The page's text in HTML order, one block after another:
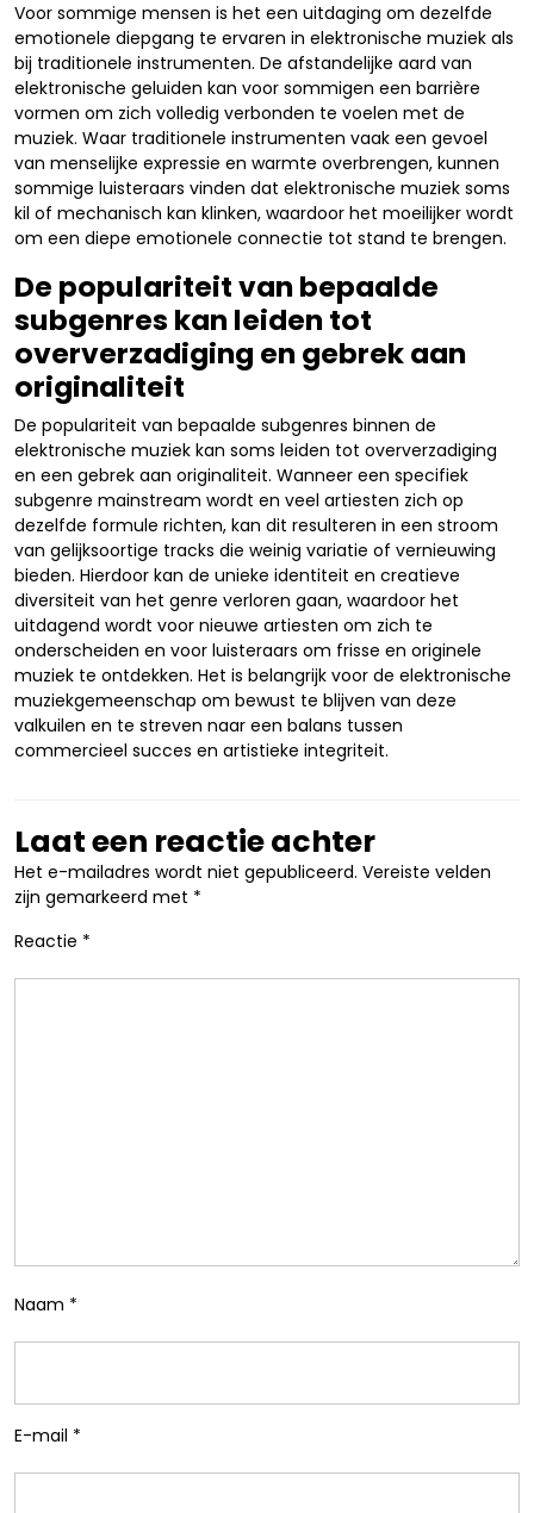
Voor sommige mensen is het een uitdaging om dezelfde
emotionele diepgang te ervaren in elektronische muziek als
bij traditionele instrumenten. De afstandelijke aard van
elektronische geluiden kan voor sommigen een barrière
vormen om zich volledig verbonden te voelen met de
muziek. Waar traditionele instrumenten vaak een gevoel
van menselijke expressie en warmte overbrengen, kunnen
sommige luisteraars vinden dat elektronische muziek soms
kil of mechanisch kan klinken, waardoor het moeilijker wordt
om een diepe emotionele connectie tot stand te brengen.
De populariteit van bepaalde
subgenres kan leiden tot
oververzadiging en gebrek aan
originaliteit
De populariteit van bepaalde subgenres binnen de
elektronische muziek kan soms leiden tot oververzadiging
en een gebrek aan originaliteit. Wanneer een specifiek
subgenre mainstream wordt en veel artiesten zich op
dezelfde formule richten, kan dit resulteren in een stroom
van gelijksoortige tracks die weinig variatie of vernieuwing
bieden. Hierdoor kan de unieke identiteit en creatieve
diversiteit van het genre verloren gaan, waardoor het
uitdagend wordt voor nieuwe artiesten om zich te
onderscheiden en voor luisteraars om frisse en originele
muziek te ontdekken. Het is belangrijk voor de elektronische
muziekgemeenschap om bewust te blijven van deze
valkuilen en te streven naar een balans tussen
commercieel succes en artistieke integriteit.
Laat een reactie achter
Het e-mailadres wordt niet gepubliceerd. Vereiste velden
zijn gemarkeerd met *
Reactie *
Naam *
E-mail *